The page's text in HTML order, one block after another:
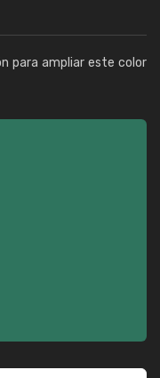
para ampliar este color